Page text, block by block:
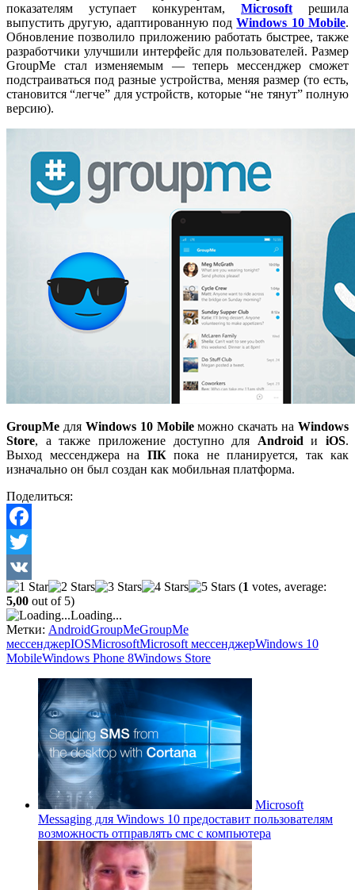
показателям уступает конкурентам, Microsoft решила
выпустить другую, адаптированную подWindows 10 Mobile.
Обновление позволило приложению работать быстрее, также
разработчики улучшили интерфейс для пользователей. Размер
GroupMe стал изменяемым —теперь мессенджер сможет
подстраиваться под разные устройства, меняя размер (то есть,
становится “легче” для устройств, которые “не тянут” полную
версию).
GroupMe для Windows 10 Mobileможно скачать на Windows
Store, а также приложение доступно для Android и iOS.
Выход мессенджера на ПКпока не планируется, так как
изначально он был создан как мобильная платформа.
Поделиться:
Facebook
Twitter
VK
(1 votes, average:
5,00 out of 5)
Loading...
Метки: AndroidGroupMeGroupMe
мессенджерIOSMicrosoftMicrosoft мессенджерWindows 10
MobileWindows Phone 8Windows Store
Microsoft
Messaging для Windows 10 предоставит пользователям
возможность отправлять смс с компьютера